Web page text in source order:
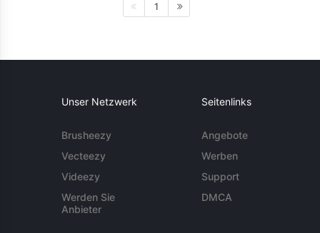
1
Unser Netzwerk
Brusheezy
Vecteezy
Videezy
Werden Sie
Anbieter
Seitenlinks
Angebote
Werben
Support
DMCA